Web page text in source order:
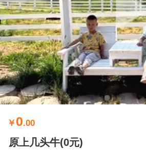
￥ 0.00
原上几头牛(0元)